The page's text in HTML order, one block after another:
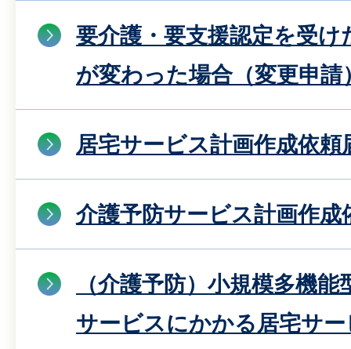
要介護・要支援認定を受け
が変わった場合（変更申請
居宅サービス計画作成依頼
介護予防サービス計画作成
（介護予防）小規模多機
サービスにかかる居宅サ